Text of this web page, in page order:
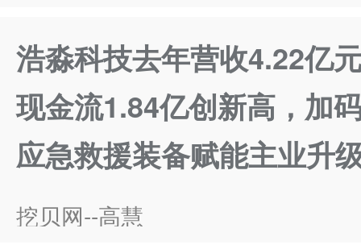
浩淼科技去年营收4.22亿
现金流1.84亿创新高，加
应急救援装备赋能主业升
挖贝网--高慧